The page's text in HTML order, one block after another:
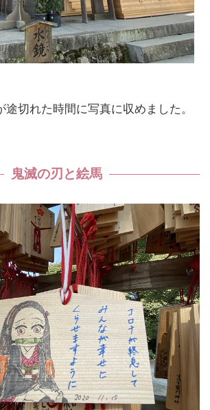
途切れた時間に写真に収めました。
鬼滅の刃と絵馬